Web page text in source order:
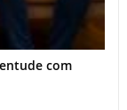
com